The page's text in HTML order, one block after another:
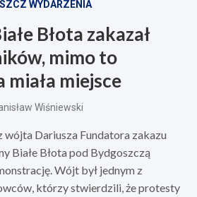
WYDARZENIA
Błota zakazał
mimo to
miejsce
Wiśniewski
Dariusza Fundatora zakazu
Białe Błota pod Bydgoszczą
Wójt był jednym z
którzy stwierdzili, że protesty